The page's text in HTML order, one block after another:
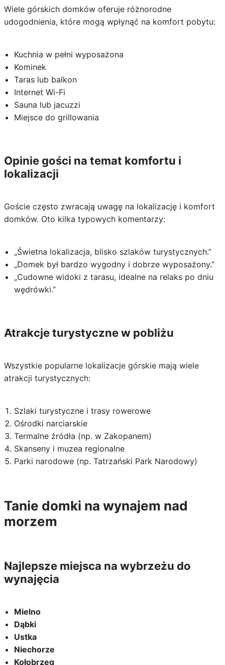
Wiele górskich domków oferuje różnorodne
udogodnienia, które mogą wpłynąć na komfort pobytu:
Kuchnia w pełni wyposażona
Kominek
Taras lub balkon
Internet Wi-Fi
Sauna lub jacuzzi
Miejsce do grillowania
Opinie gości na temat komfortu i
lokalizacji
Goście często zwracają uwagę na lokalizację i komfort
domków. Oto kilka typowych komentarzy:
„Świetna lokalizacja, blisko szlaków turystycznych.”
„Domek był bardzo wygodny i dobrze wyposażony.”
„Cudowne widoki z tarasu, idealne na relaks po dniu
wędrówki.”
Atrakcje turystyczne w pobliżu
Wszystkie popularne lokalizacje górskie mają wiele
atrakcji turystycznych:
Szlaki turystyczne i trasy rowerowe
Ośrodki narciarskie
Termalne źródła (np. w Zakopanem)
Skanseny i muzea regionalne
Parki narodowe (np. Tatrzański Park Narodowy)
Tanie domki na wynajem nad
morzem
Najlepsze miejsca na wybrzeżu do
wynajęcia
Mielno
Dąbki
Ustka
Niechorze
Kołobrzeg